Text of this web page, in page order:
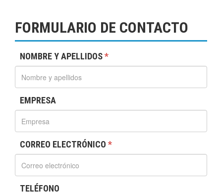
FORMULARIO DE CONTACTO
NOMBRE Y APELLIDOS*
EMPRESA
CORREO ELECTRÓNICO *
TELÉFONO